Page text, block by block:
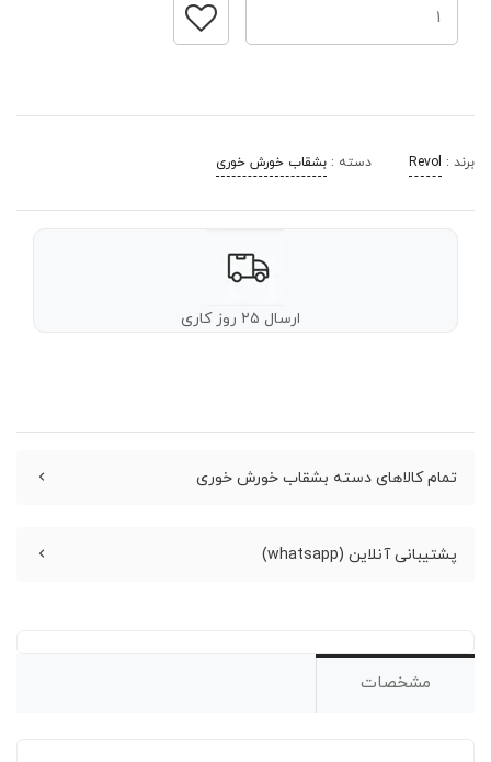
برند : Revol دسته : بشقاب خورش خوری
ارسال ۲۵ روز کاری
تمام کالاهای دسته بشقاب خورش خوری
پشتیبانی آنلاین (whatsapp)
مشخصات